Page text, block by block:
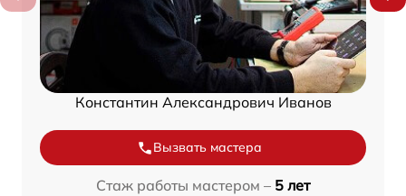
Константин Александрович Иванов
Вызвать мастера
Стаж работы мастером – 5 лет